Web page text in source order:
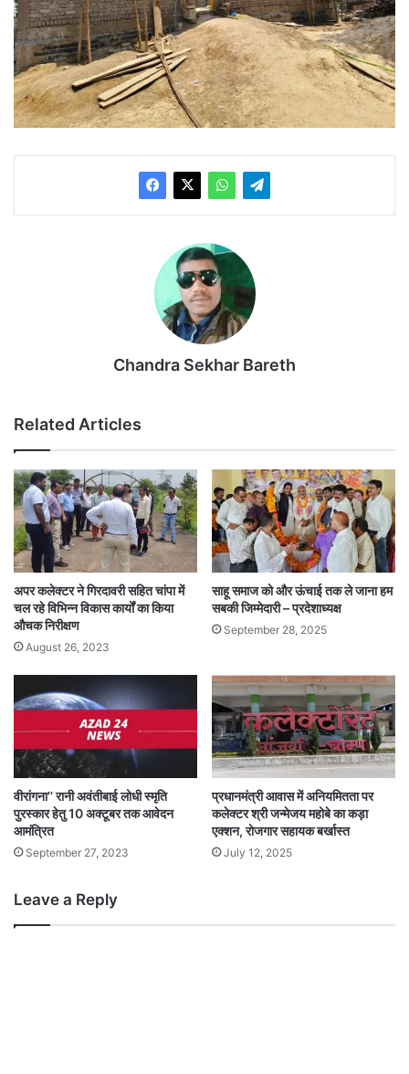
Chandra Sekhar Bareth
Related Articles
अपर कलेक्टर ने गिरदावरी सहित चांपा में
चल रहे विभिन्न विकास कार्यों का किया
औचक निरीक्षण
August 26, 2023
साहू समाज को और ऊंचाई तक ले जाना हम
सबकी जिम्मेदारी – प्रदेशाध्यक्ष
September 28, 2025
वीरांगना’’ रानी अवंतीबाई लोधी स्मृति
पुरस्कार हेतु 10 अक्टूबर तक आवेदन
आमंत्रित
September 27, 2023
प्रधानमंत्री आवास में अनियमितता पर
कलेक्टर श्री जन्मेजय महोबे का कड़ा
एक्शन, रोजगार सहायक बर्खास्त
July 12, 2025
Leave a Reply